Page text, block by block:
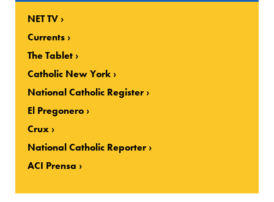
NET TV
Currents
The Tablet
Catholic New York
National Catholic Register
El Pregonero
Crux
National Catholic Reporter
ACI Prensa